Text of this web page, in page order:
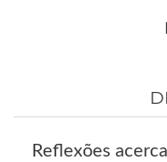
Reflexões